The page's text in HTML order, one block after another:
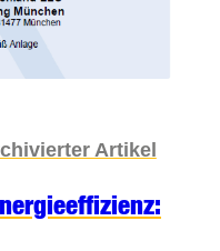
Artikel